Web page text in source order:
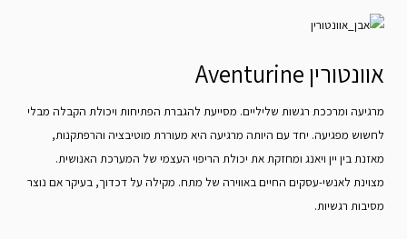
אוונטורין Aventurine
מרגיעה ומרככת רגשות שליליים. מסייעת להגברת הפתיחות ויכולת הקבלה מבלי
לחשוש מפגיעה. יחד עם היותה מרגיעה היא מעוררת מוטיבציה והרפתקנות,
מאזנת בין יין ויאנג ומחזקת את יכולת הריפוי העצמי של המערכת האנושית.
מצוינת לאנשי-עסקים החיים באווירה של מתח. מקילה על דכדוך, בעיקר אם נוצר
מסיבות רגשיות.